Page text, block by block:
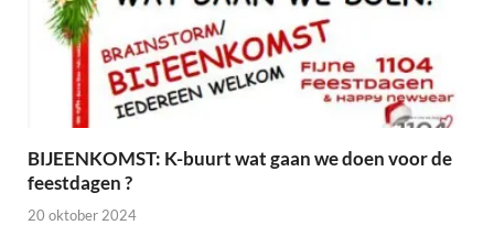
BIJEENKOMST: K-buurt wat gaan we doen voor de
feestdagen ?
20 oktober 2024